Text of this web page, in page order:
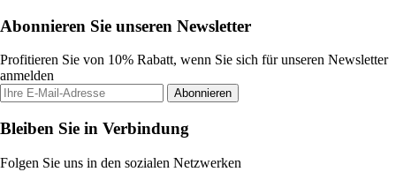
Abonnieren Sie unseren Newsletter
Profitieren Sie von 10% Rabatt, wenn Sie sich für unseren Newsletter
anmelden
Abonnieren
Bleiben Sie in Verbindung
Folgen Sie uns in den sozialen Netzwerken